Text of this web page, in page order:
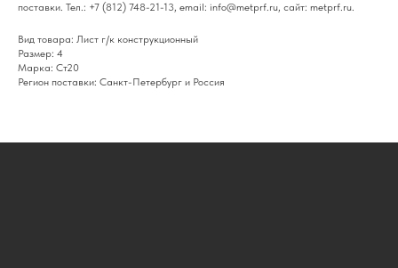
поставки. Тел.: +7 (812) 748-21-13, email: info@metprf.ru, сайт: metprf.ru.
Вид товара: Лист г/к конструкционный
Размер: 4
Марка: Ст20
Регион поставки: Санкт-Петербург и Россия